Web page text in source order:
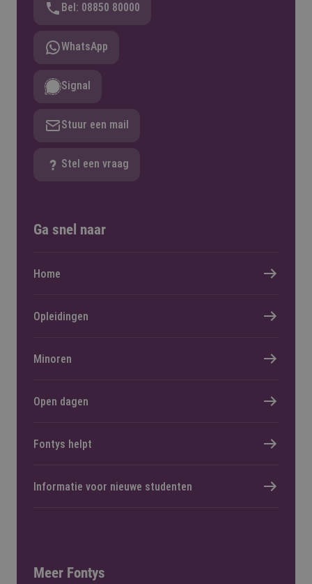
Bel: 08850 80000
WhatsApp
Signal
Stuur een mail
Stel een vraag
Ga snel naar
Home
Opleidingen
Minoren
Open dagen
Fontys helpt
Informatie voor nieuwe studenten
Meer Fontys